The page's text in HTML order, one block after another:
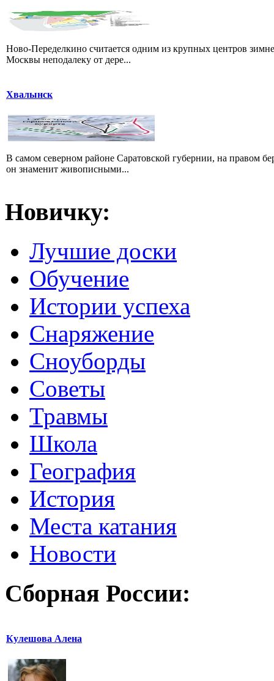
Ново-Переделкино считается одним из крупных центров
Москвы неподалеку от дере...
Хвалынск
В самом северном районе Саратовской губернии, на правом
он знаменит живописными...
Новичку:
Лучшие доски
Обучение
Истории успеха
Снаряжение
Сноуборды
Советы
Травмы
Школа
География
История
Места катания
Новости
Сборная России:
Кулешова Алена